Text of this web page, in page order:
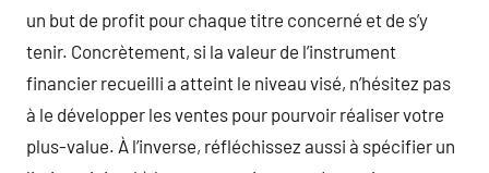
un but de profit pour chaque titre concerné et de s’y
tenir. Concrètement, si la valeur de l’instrument
financier recueilli a atteint le niveau visé, n’hésitez pas
à le développer les ventes pour pourvoir réaliser votre
plus-value. À l’inverse, réfléchissez aussi à spécifier un